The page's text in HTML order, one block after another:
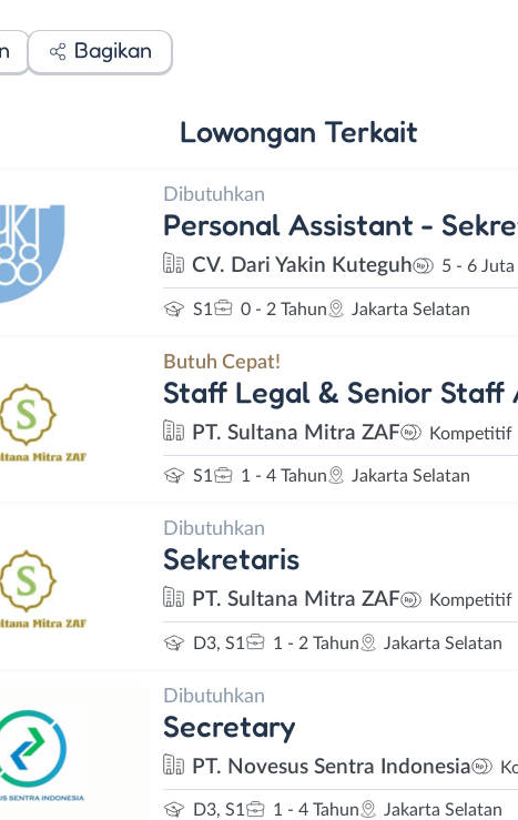
Bagikan
Lowongan Terkait
Dibutuhkan
Personal Assistant -
CV. Dari Yakin Kuteguh 5 - 6 Juta
S1 0 - 2 Tahun Jakarta Selatan
Butuh Cepat!
Staff Legal & Senior Staff
PT. Sultana Mitra ZAF Kompetitif
S1 1 - 4 Tahun Jakarta Selatan
Dibutuhkan
Sekretaris
PT. Sultana Mitra ZAF Kompetitif
D3, S1 1 - 2 Tahun Jakarta Selatan
Dibutuhkan
Secretary
PT. Novesus Sentra Indonesia
D3, S1 1 - 4 Tahun Jakarta Selatan